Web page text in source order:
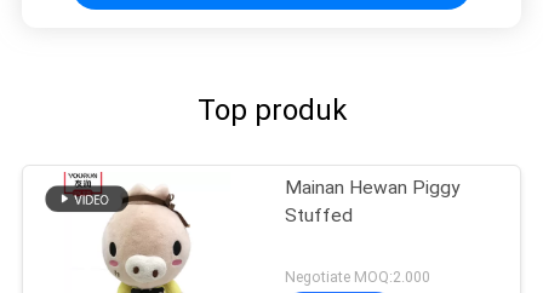
Top produk
Mainan Hewan Piggy
Stuffed
Negotiate MOQ:2.000